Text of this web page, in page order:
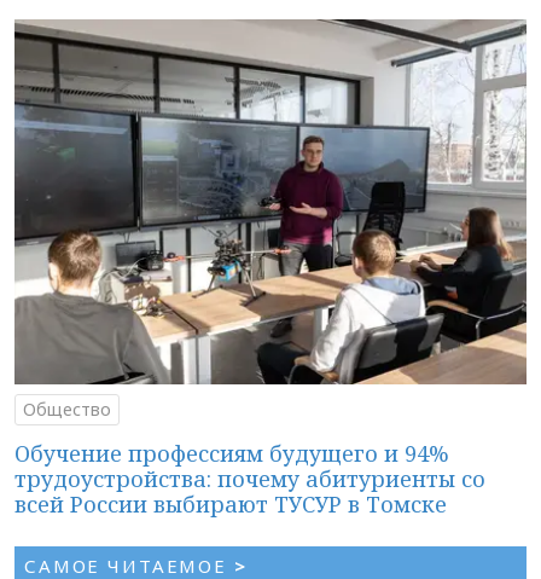
Общество
Обучение профессиям будущего и 94%
трудоустройства: почему абитуриенты со
всей России выбирают ТУСУР в Томске
САМОЕ ЧИТАЕМОЕ >